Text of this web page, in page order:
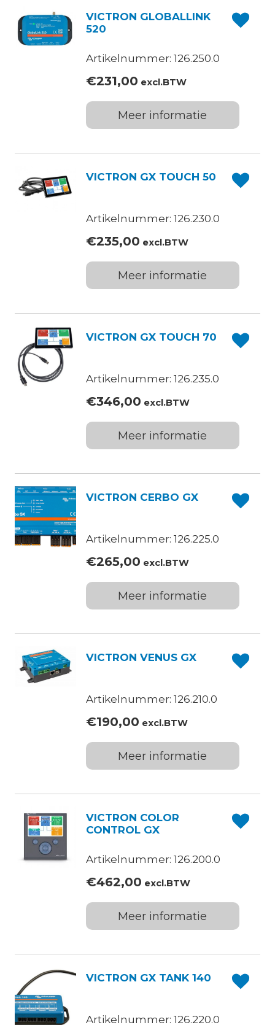
VICTRON GLOBALLINK
520
Artikelnummer: 126.250.0
€231,00 excl.BTW
Meer informatie
VICTRON GX TOUCH 50
Artikelnummer: 126.230.0
€235,00 excl.BTW
Meer informatie
VICTRON GX TOUCH 70
Artikelnummer: 126.235.0
€346,00 excl.BTW
Meer informatie
VICTRON CERBO GX
Artikelnummer: 126.225.0
€265,00 excl.BTW
Meer informatie
VICTRON VENUS GX
Artikelnummer: 126.210.0
€190,00 excl.BTW
Meer informatie
VICTRON COLOR
CONTROL GX
Artikelnummer: 126.200.0
€462,00 excl.BTW
Meer informatie
VICTRON GX TANK 140
Artikelnummer: 126.220.0